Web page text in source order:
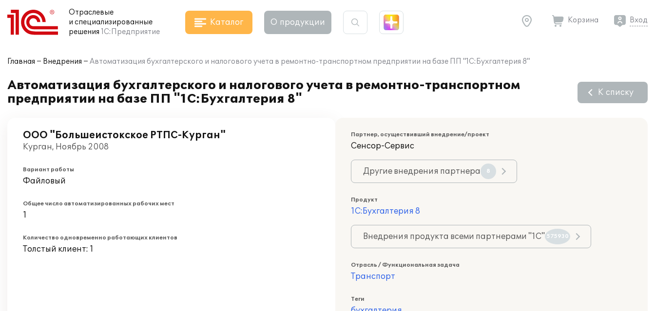
Отраслевые
и специализированные
решения 1С:Предприятие
Каталог О продукции Корзина Вход
Главная Внедрения Автоматизация бухгалтерского и налогового учета в ремонтно-транспортном предприятии на базе ПП "1С:Бухгалтерия 8"
Автоматизация бухгалтерского и налогового учета в ремонтно-транспортном
предприятии на базе ПП "1С:Бухгалтерия 8"
К списку
ООО "Большеистокское РТПС-Курган"
Курган, Ноябрь 2008
Вариант работы
Файловый
Общее число автоматизированных рабочих мест
1
Количество одновременно работающих клиентов
Толстый клиент: 1
Партнер, осуществивший внедрение/проект
Сенсор-Сервис
Другие внедрения партнера 8
Продукт
1С:Бухгалтерия 8
Внедрения продукта всеми партнерами "1С" 575930
Отрасль / Функциональная задача
Транспорт
Теги